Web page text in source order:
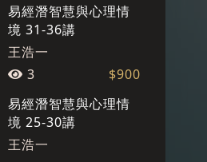
易經潛智慧與心理情
境 31-36講
王浩一
3
$900
易經潛智慧與心理情
境 25-30講
王浩一